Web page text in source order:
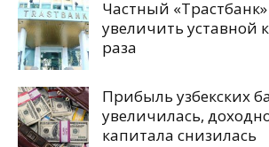
Частный
увеличить уставной
раза
Прибыль узбекских
увеличилась,
капитала снизилась